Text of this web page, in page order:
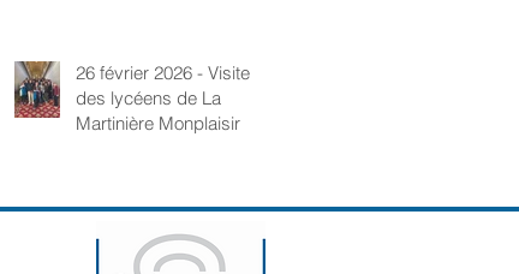
26 février 2026 - Visite
des lycéens de La
Martinière Monplaisir